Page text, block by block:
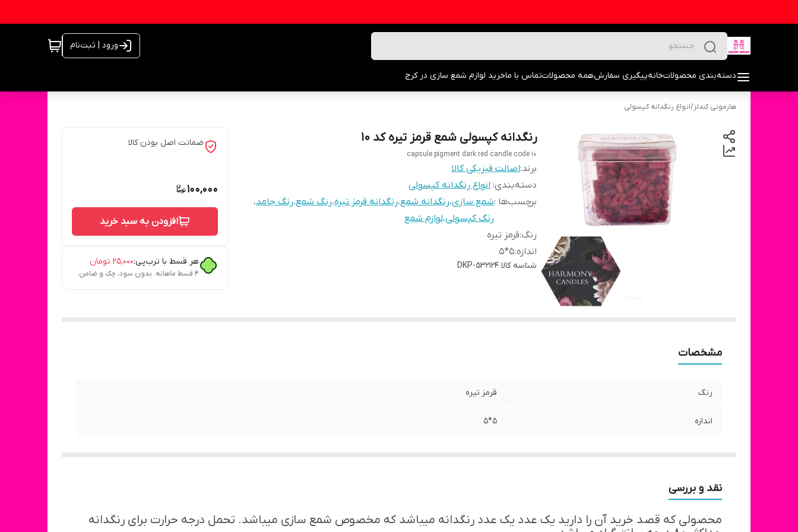
ورود | ثبت‌نام
دسته‌بندی محصولاتخانهپیگیری سفارشهمه محصولاتتماس با ماخرید لوازم شمع سازی در کرج
هارمونی کندلز/انواع رنگدانه کپسولی
رنگدانه کپسولی شمع قرمز تیره کد ۱۰
capsule pigment dark red candle code 10
برند:اصالت فیزیکی کالا
دسته‌بندی: انواع رنگدانه کپسولی
برچسب‌ها :شمع سازی،رنگدانه شمع،رنگدانه قرمز تیره،رنگ شمع،رنگ جامد،
رنگ کپسولی،لوازم شمع
رنگ:قرمز تیره
اندازه:۵*۵
شناسه کالا DKP-532124
ضمانت اصل بودن کالا
100,000
افزودن به سبد خرید
هر قسط با ترب‌پی:۲۵٬۰۰۰ تومان
۴ قسط ماهانه. بدون سود، چک و ضامن.
مشخصات
رنگ قرمز تیره
اندازه ۵*۵
نقد و بررسی
محصولی که قصد خرید آن را دارید یک عدد یک عدد رنگدانه میباشد که مخصوص شمع سازی میباشد. تحمل درجه حرارت برای رنگدانه